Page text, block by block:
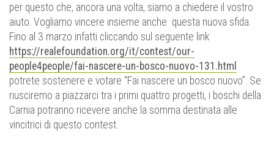
per questo che, ancora una volta, siamo a chiedere il vostro
aiuto. Vogliamo vincere insieme anche questa nuova sfida.
Fino al 3 marzo infatti cliccando sul seguente link
https://realefoundation.org/it/contest/our-
people4people/fai-nascere-un-bosco-nuovo-131.html
potrete sostenere e votare “Fai nascere un bosco nuovo”. Se
riusciremo a piazzarci tra i primi quattro progetti, i boschi della
Carnia potranno ricevere anche la somma destinata alle
vincitrici di questo contest.